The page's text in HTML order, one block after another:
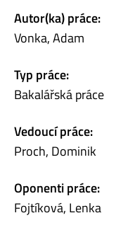
Autor(ka) práce:
Vonka, Adam
Typ práce:
Bakalářská práce
Vedoucí práce:
Proch, Dominik
Oponenti práce:
Fojtíková, Lenka